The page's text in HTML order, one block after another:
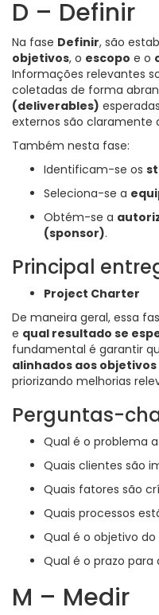
D – Definir
Na fase Definir, são
objetivos, o escopo e o
Informações relevantes
coletadas de forma
(deliverables)
externos são claramente
Também nesta fase:
Identificam-se os
Seleciona-se a
Obtém-se a
(sponsor).
Principal
Project Charter
De maneira geral, essa
e qual resultado se
fundamental é garantir
alinhados aos
priorizando melhorias
Perguntas-
Qual é o problema
Quais clientes são
Quais fatores são
Quais processos
Qual é o objetivo
Qual é o prazo
M – Medir